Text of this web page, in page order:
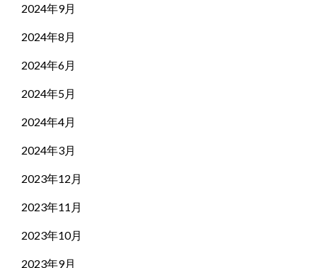
2024年9月
2024年8月
2024年6月
2024年5月
2024年4月
2024年3月
2023年12月
2023年11月
2023年10月
2023年9月